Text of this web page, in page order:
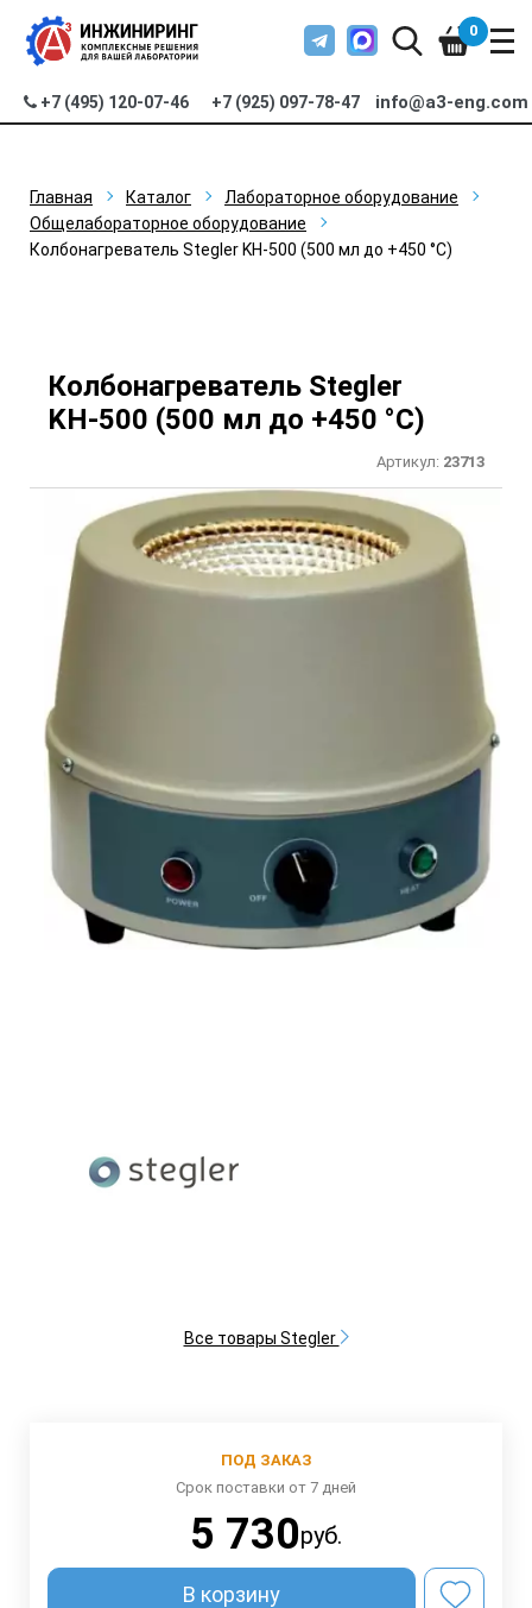
+7 (495) 120-07-46 +7 (925) 097-78-47 info@a3-eng.com
0
Главная Каталог
Лабораторное оборудование
Общелабораторное оборудование
Колбонагреватель Stegler KН-500 (500 мл до +450 °C)
Колбонагреватель Stegler
KН-500 (500 мл до +450 °C)
Артикул: 23713
Все товары Stegler
ПОД ЗАКАЗ
Срок поставки от 7 дней
5 730руб.
В корзину